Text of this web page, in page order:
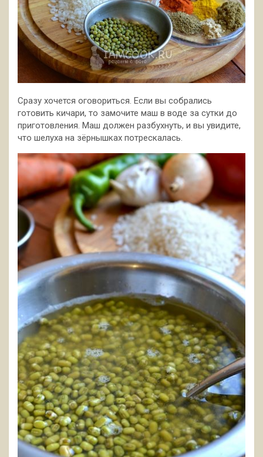
Сразу хочется оговориться. Если вы собрались
готовить кичари, то замочите маш в воде за сутки до
приготовления. Маш должен разбухнуть, и вы увидите,
что шелуха на зёрнышках потрескалась.